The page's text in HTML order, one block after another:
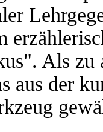
Als zu
aus der